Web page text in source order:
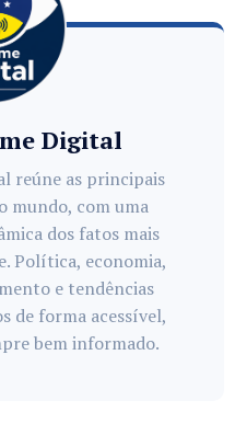
Digital
reúne as principais
mundo, com uma
dos fatos mais
Política, economia,
e tendências
de forma acessível,
bem informado.